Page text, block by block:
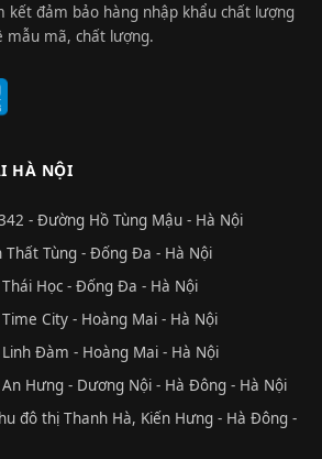
kết đảm bảo hàng nhập khẩu chất lượng
mẫu mã, chất lượng.
HÀ NỘI
- Đường Hồ Tùng Mậu - Hà Nội
Thất Tùng - Đống Đa - Hà Nội
Học - Đống Đa - Hà Nội
City - Hoàng Mai - Hà Nội
Đàm - Hoàng Mai - Hà Nội
Hưng - Dương Nội - Hà Đông - Hà Nội
đô thị Thanh Hà, Kiến Hưng - Hà Đông -